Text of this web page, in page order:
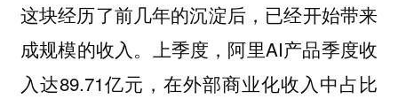
这块经历了前几年的沉淀后，已经开始带来
成规模的收入。上季度，阿里AI产品季度收
入达89.71亿元，在外部商业化收入中占比